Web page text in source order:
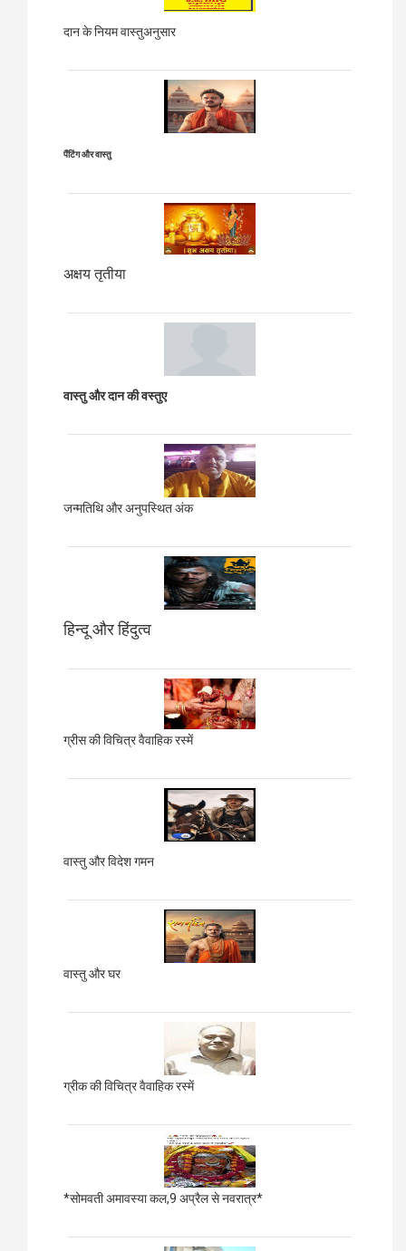
दान के नियम वास्तुअनुसार
पैंटिंग और वास्तु
अक्षय तृतीया
वास्तु और दान की वस्तुए
जन्मतिथि और अनुपस्थित अंक
हिन्दू और हिंदुत्व
ग्रीस की विचित्र वैवाहिक रस्में
वास्तु और विदेश गमन
वास्तु और घर
ग्रीक की विचित्र वैवाहिक रस्में
*सोमवती अमावस्या कल,9 अप्रैल से नवरात्र*